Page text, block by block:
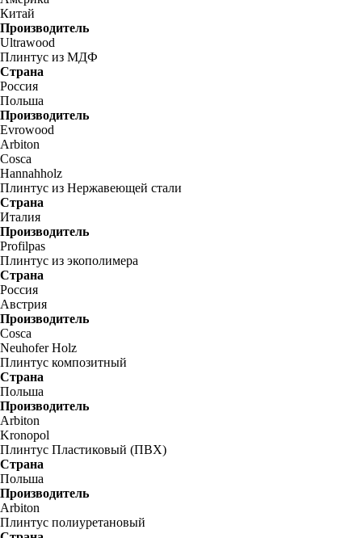
Китай
Производитель
Ultrawood
Плинтус из МДФ
Страна
Россия
Польша
Производитель
Evrowood
Arbiton
Cosca
Hannahholz
Плинтус из Нержавеющей стали
Страна
Италия
Производитель
Profilpas
Плинтус из экополимера
Страна
Россия
Австрия
Производитель
Cosca
Neuhofer Holz
Плинтус композитный
Страна
Польша
Производитель
Arbiton
Kronopol
Плинтус Пластиковый (ПВХ)
Страна
Польша
Производитель
Arbiton
Плинтус полиуретановый